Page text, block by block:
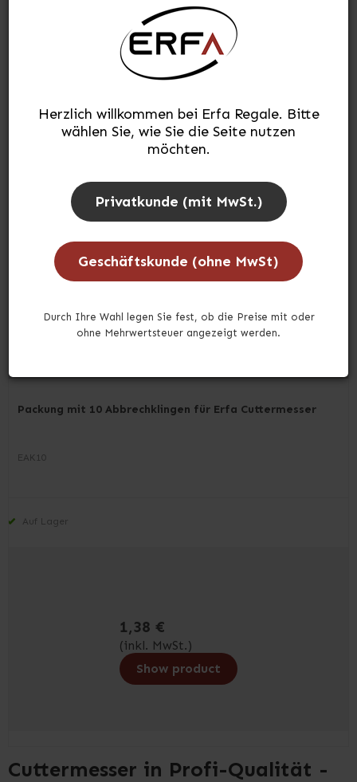
Herzlich willkommen bei Erfa Regale. Bitte
wählen Sie, wie Sie die Seite nutzen
möchten.
Privatkunde (mit MwSt.)
Geschäftskunde (ohne MwSt)
Durch Ihre Wahl legen Sie fest, ob die Preise mit oder
ohne Mehrwertsteuer angezeigt werden.
Packung mit 10 Abbrechklingen für Erfa Cuttermesser
EAK10
Auf Lager
1,38 €
(inkl. MwSt.)
Show product
Cuttermesser in Profi-Qualität -